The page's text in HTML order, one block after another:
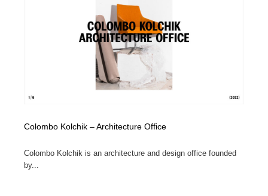
Colombo Kolchik – Architecture Office
Colombo Kolchik is an architecture and design office founded
by...